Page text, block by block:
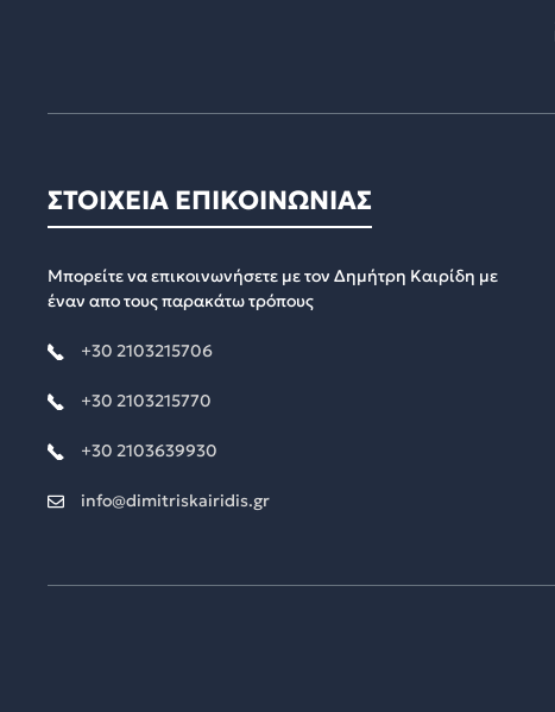
ΣΤΟΙΧΕΙΑ ΕΠΙΚΟΙΝΩΝΙΑΣ
Μπορείτε να επικοινωνήσετε με τον Δημήτρη Καιρίδη με
έναν απο τους παρακάτω τρόπους
+30 2103215706
+30 2103215770
+30 2103639930
info@dimitriskairidis.gr